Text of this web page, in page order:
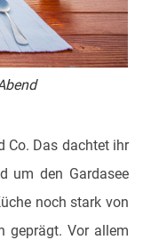
Co. Das dachtet ihr
um den Gardasee
noch stark von
geprägt. Vor allem